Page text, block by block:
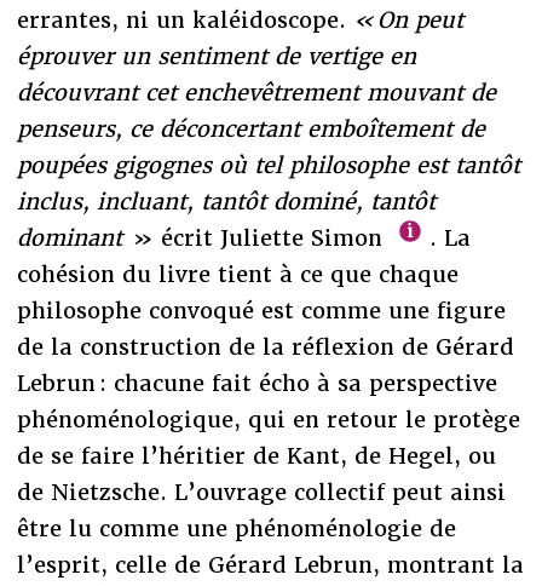
errantes, ni un kaléidoscope. « On peut
éprouver un sentiment de vertige en
découvrant cet enchevêtrement mouvant de
penseurs, ce déconcertant emboîtement de
poupées gigognes où tel philosophe est tantôt
inclus, incluant, tantôt dominé, tantôt
dominant » écrit Juliette Simon
. La
cohésion du livre tient à ce que chaque
philosophe convoqué est comme une figure
de la construction de la réflexion de Gérard
Lebrun : chacune fait écho à sa perspective
phénoménologique, qui en retour le protège
de se faire l’héritier de Kant, de Hegel, ou
de Nietzsche. L’ouvrage collectif peut ainsi
être lu comme une phénoménologie de
l’esprit, celle de Gérard Lebrun, montrant la